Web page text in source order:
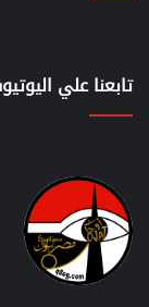
تابعنا علي